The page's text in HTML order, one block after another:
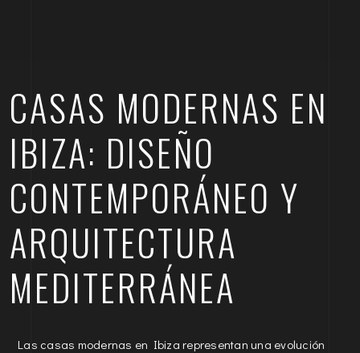
CASAS MODERNAS EN
IBIZA: DISEÑO
CONTEMPORÁNEO Y
ARQUITECTURA
MEDITERRÁNEA
Las casas modernas en Ibiza representan una evolución